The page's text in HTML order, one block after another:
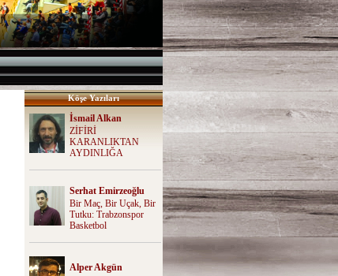
Köşe Yazıları
İsmail Alkan
ZİFİRİ
KARANLIKTAN
AYDINLIĞA
Serhat Emirzeoğlu
Bir Maç, Bir Uçak, Bir
Tutku: Trabzonspor
Basketbol
Alper Akgün